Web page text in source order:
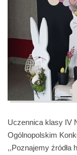
Uczennica klasy IV
Ogólnopolskim
,,Poznajemy źródła